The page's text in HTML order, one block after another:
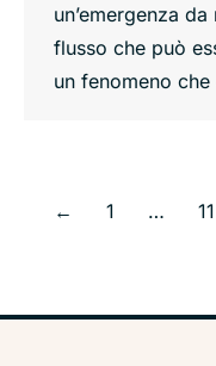
un’emergenza
flusso che può
un fenomeno
← 1 … 11